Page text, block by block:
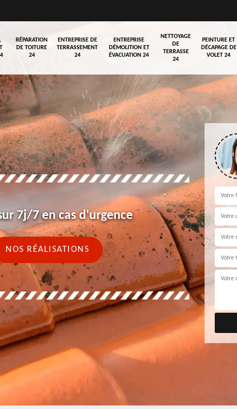
RÉPARATION
DE TOITURE
24
ENTREPRISE DE
TERRASSEMENT
24
ENTREPRISE
DÉMOLITION ET
ÉVACUATION 24
NETTOYAGE
DE
TERRASSE
24
PEINTURE ET
DÉCAPAGE DE
VOLET 24
7j/7 en cas d'urgence
NOS RÉALISATIONS